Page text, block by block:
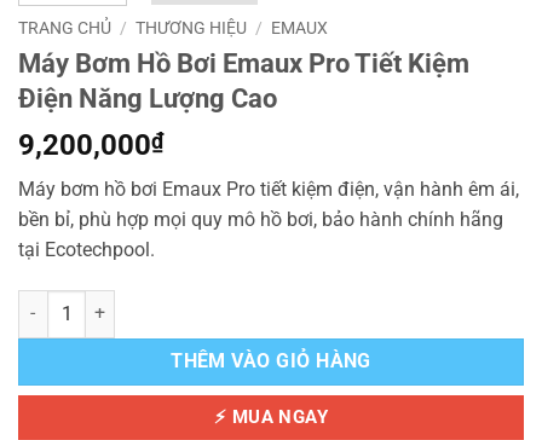
TRANG CHỦ / THƯƠNG HIỆU / EMAUX
Máy Bơm Hồ Bơi Emaux Pro Tiết Kiệm
Điện Năng Lượng Cao
9,200,000₫
Máy bơm hồ bơi Emaux Pro tiết kiệm điện, vận hành êm ái,
bền bỉ, phù hợp mọi quy mô hồ bơi, bảo hành chính hãng
tại Ecotechpool.
Máy Bơm Hồ Bơi Emaux Pro Tiết Kiệm Điện Năng Lượng Cao số
THÊM VÀO GIỎ HÀNG
⚡ MUA NGAY